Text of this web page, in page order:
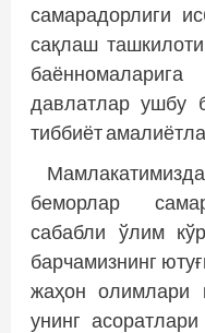
самарадорлиги
сақлаш
давлатлар ушбу
тиббиёт
беморлар
сабабли ўлим
барчамизнинг
жаҳон олимлари
унинг